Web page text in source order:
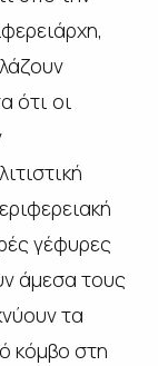
ότι οι
γέφυρες
άμεσα τους
τα
κόμβο στη